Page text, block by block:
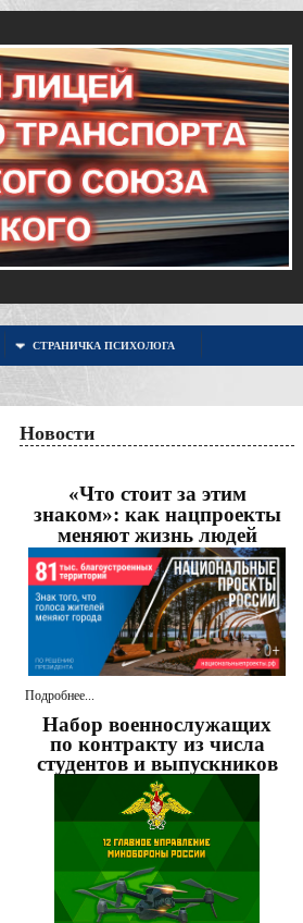
СТРАНИЧКА ПСИХОЛОГА
Новости
«Что стоит за этим
знаком»: как нацпроекты
меняют жизнь людей
Подробнее...
Набор военнослужащих
по контракту из числа
студентов и выпускников